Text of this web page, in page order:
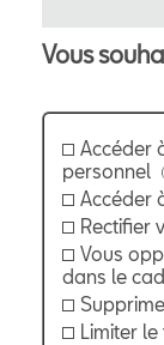
Vous
Accéder
personnel
Accéder
Rectifier
Vous
dans le
Limiter